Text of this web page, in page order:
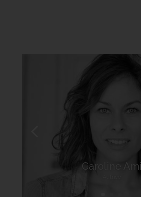
Caroline Ami